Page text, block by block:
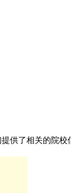
供了相关的院